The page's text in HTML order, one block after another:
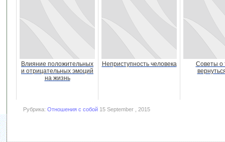
Влияние положительных
и отрицательных эмоций
на жизнь
Неприступность человека
Советы о
Рубрика: Отношения с собой 15 September , 2015